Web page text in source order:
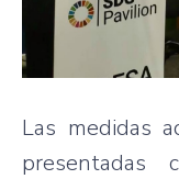
Las medidas